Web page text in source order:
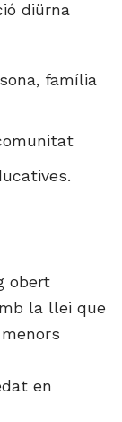
diürna
família
obert
la llei que
en